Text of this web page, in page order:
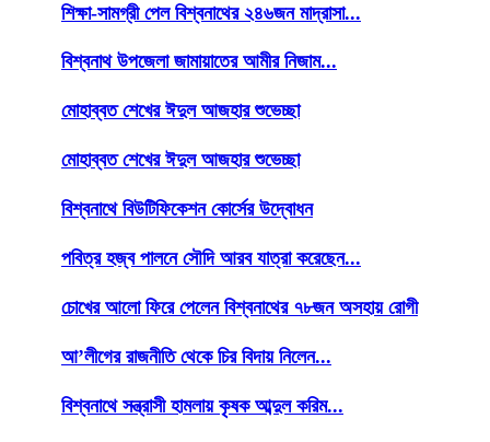
শিক্ষা-সামগ্রী পেল বিশ্বনাথের ২৪৬জন মাদ্রাসা...
বিশ্বনাথ উপজেলা জামায়াতের আমীর নিজাম...
মোহাব্বত শেখের ঈদুল আজহার শুভেচ্ছা
মোহাব্বত শেখের ঈদুল আজহার শুভেচ্ছা
বিশ্বনাথে বিউটিফিকেশন কোর্সের উদ্বোধন
পবিত্র হজ্ব পালনে সৌদি আরব যাত্রা করেছেন...
চোখের আলো ফিরে পেলেন বিশ্বনাথের ৭৮জন অসহায় রোগী
আ’লীগের রাজনীতি থেকে চির বিদায় নিলেন...
বিশ্বনাথে সন্ত্রাসী হামলায় কৃষক আব্দুল করিম...